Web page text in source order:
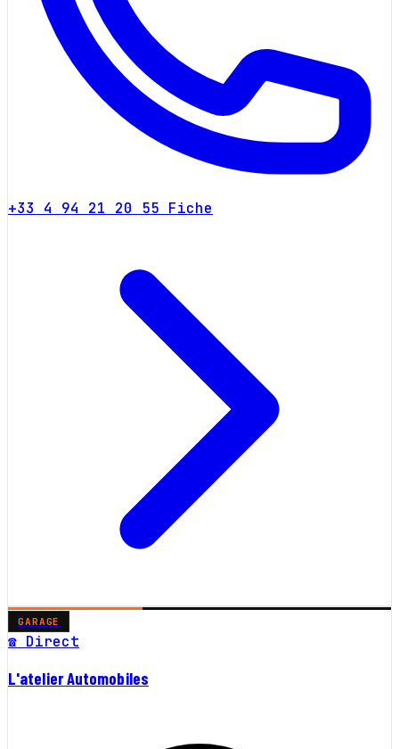
+33 4 94 21 20 55 Fiche
GARAGE
☎ Direct
L'atelier Automobiles